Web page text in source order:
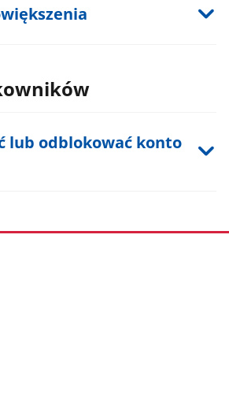
lub odblokować konto